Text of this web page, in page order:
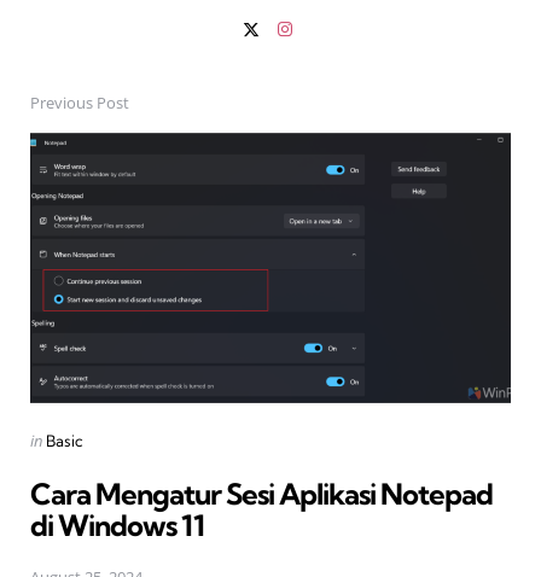
Post
navigation
Previous Post
Posted
in Basic
Cara Mengatur Sesi Aplikasi Notepad
di Windows 11